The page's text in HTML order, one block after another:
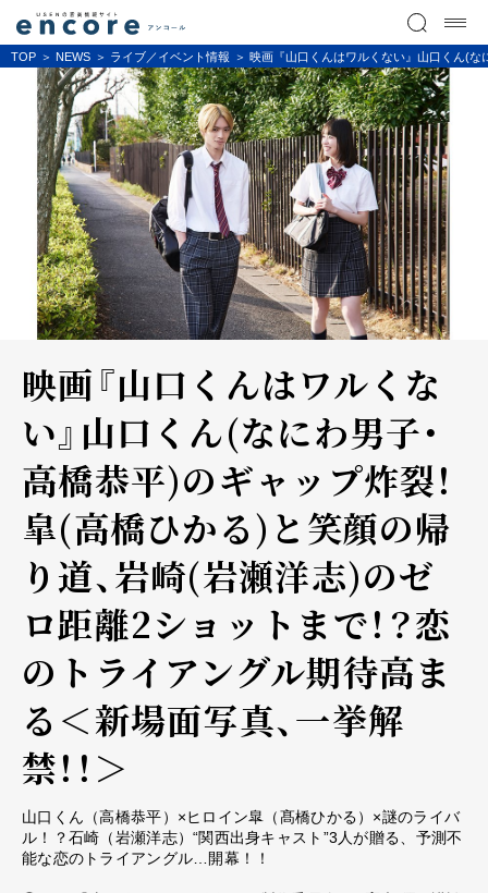
TOP NEWS ライブ／イベント情報 映画『山口くんはワルくない』山口くん(
映画『山口くんはワルくな
い』山口くん(なにわ男子・
高橋恭平)のギャップ炸裂！
皐(高橋ひかる)と笑顔の帰
り道、岩崎(岩瀬洋志)のゼ
ロ距離2ショットまで！？恋
のトライアングル期待高ま
る＜新場面写真、一挙解
禁！！＞
山口くん（高橋恭平）×ヒロイン皐（髙橋ひかる）×謎のライバ
ル！？石崎（岩瀬洋志）“関西出身キャスト”3人が贈る、予測不
能な恋のトライアングル…開幕！！